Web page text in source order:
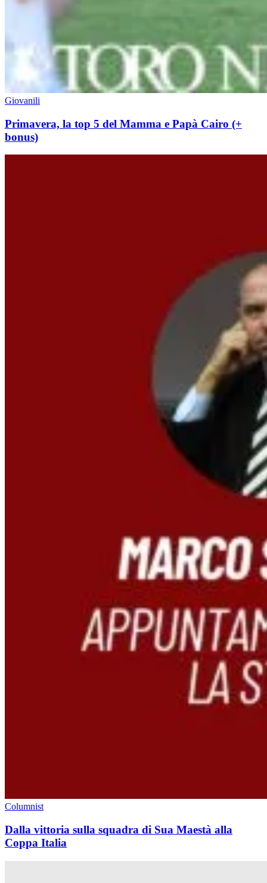
Giovanili
Primavera, la top 5 del Mamma e Papà Cairo (+
bonus)
Columnist
Dalla vittoria sulla squadra di Sua Maestà alla
Coppa Italia